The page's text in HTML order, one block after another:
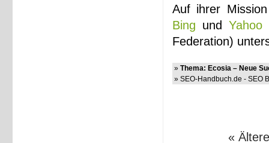
Auf ihrer
Bing und Yahoo
Federation)
» Thema: Ecosia – Neue
» SEO-Handbuch.de - SEO
«